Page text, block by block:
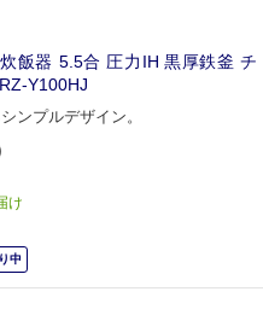
飯器 5.5合 圧力IH 黒厚鉄釜 チ
Y100HJ
ンプルデザイン。
け
中